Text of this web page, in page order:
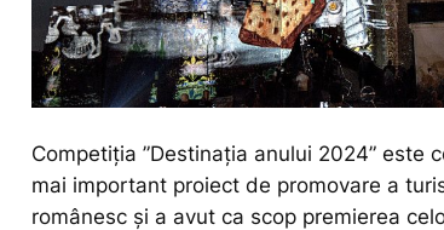
Competiția ”Destinația anului 2024” este
mai important proiect de promovare a
românesc și a avut ca scop premierea